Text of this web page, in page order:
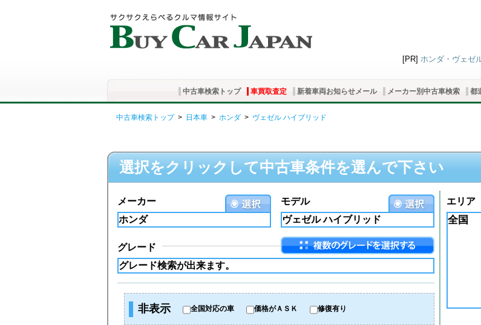
[PR] ホンダ・ヴェゼ
中古車検索トップ 車買取査定 新着車両お知らせメール メーカー別中古車検索 都
中古車検索トップ> 日本車 > ホンダ > ヴェゼル ハイブリッド
選択をクリックして中古車条件を選んで下さい
モデル
メーカー
グレード
非表示 全国対応の車 価格がＡＳＫ 修復有り
エリア
全国